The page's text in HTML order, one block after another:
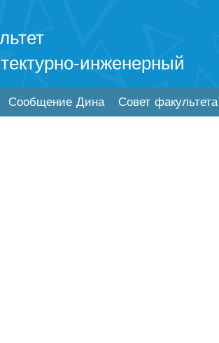
инженерный
Сообщение Дина Совет факультета